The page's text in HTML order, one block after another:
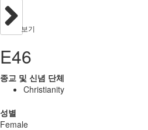
보기
E46
종교 및 신념 단체
Christianity
성별
Female